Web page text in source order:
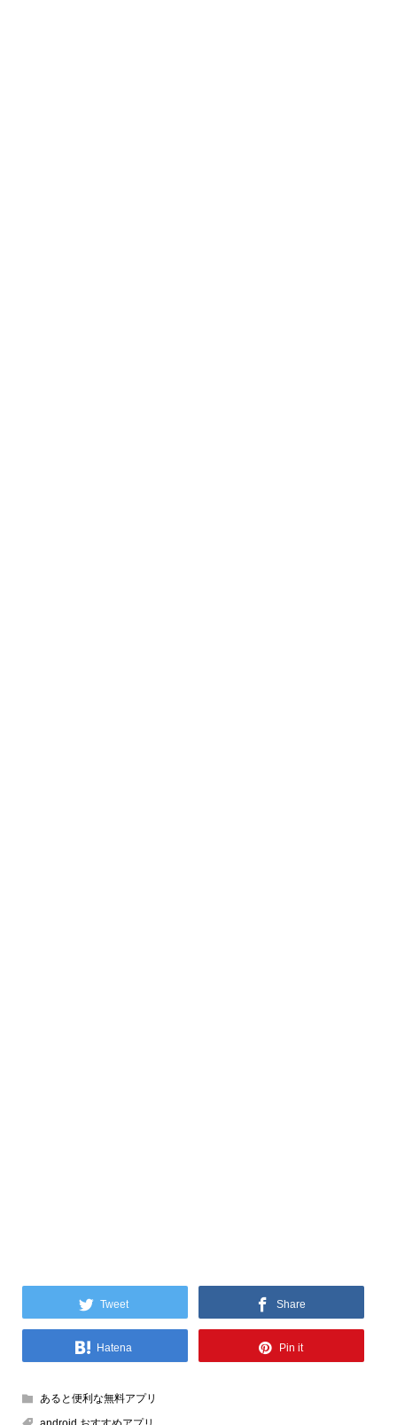
Tweet Share
Hatena Pin it
あると便利な無料アプリ